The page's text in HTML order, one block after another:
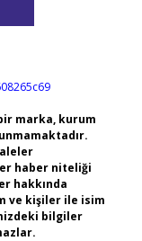
marka, kurum
haber niteliği
hakkında
ve kişiler ile isim
bilgiler